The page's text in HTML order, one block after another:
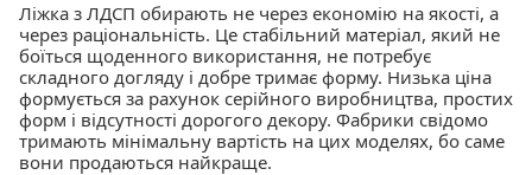
Ліжка з ЛДСП обирають не через економію на якості, а
через раціональність. Це стабільний матеріал, який не
боїться щоденного використання, не потребує
складного догляду і добре тримає форму. Низька ціна
формується за рахунок серійного виробництва, простих
форм і відсутності дорогого декору. Фабрики свідомо
тримають мінімальну вартість на цих моделях, бо саме
вони продаються найкраще.